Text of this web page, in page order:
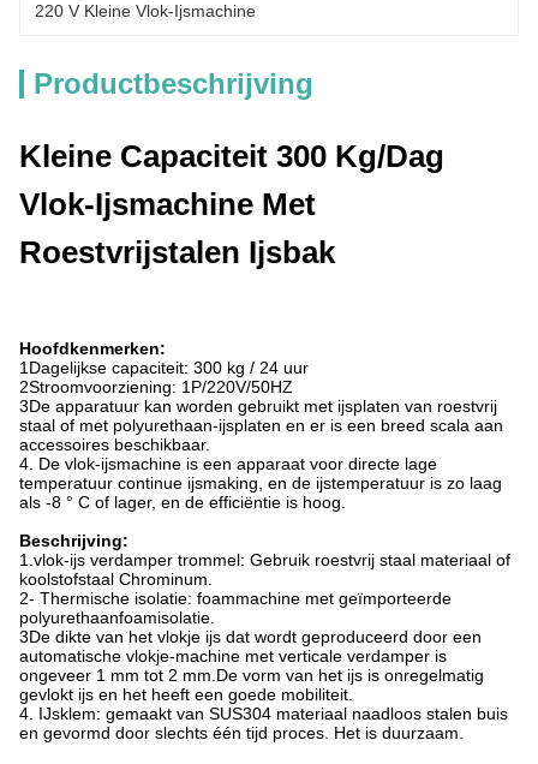
220 V Kleine Vlok-Ijsmachine
Productbeschrijving
Kleine Capaciteit 300 Kg/dag
Vlok-Ijsmachine Met
Roestvrijstalen Ijsbak
Hoofdkenmerken:
1Dagelijkse capaciteit: 300 kg / 24 uur
2Stroomvoorziening: 1P/220V/50HZ
3De apparatuur kan worden gebruikt met ijsplaten van roestvrij
staal of met polyurethaan-ijsplaten en er is een breed scala aan
accessoires beschikbaar.
4. De vlok-ijsmachine is een apparaat voor directe lage
temperatuur continue ijsmaking, en de ijstemperatuur is zo laag
als -8 ° C of lager, en de efficiëntie is hoog.
Beschrijving:
1.vlok-ijs verdamper trommel: Gebruik roestvrij staal materiaal of
koolstofstaal Chrominum.
2- Thermische isolatie: foammachine met geïmporteerde
polyurethaanfoamisolatie.
3De dikte van het vlokje ijs dat wordt geproduceerd door een
automatische vlokje-machine met verticale verdamper is
ongeveer 1 mm tot 2 mm.De vorm van het ijs is onregelmatig
gevlokt ijs en het heeft een goede mobiliteit.
4. IJsklem: gemaakt van SUS304 materiaal naadloos stalen buis
en gevormd door slechts één tijd proces. Het is duurzaam.